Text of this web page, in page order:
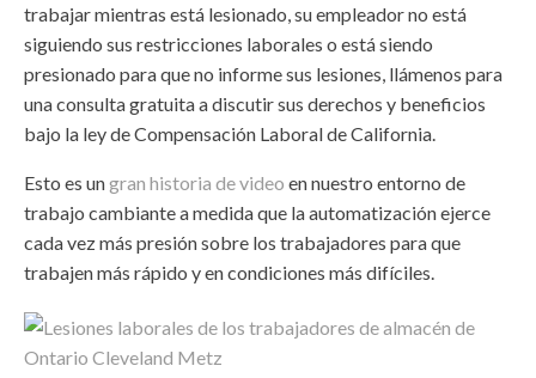
trabajar mientras está lesionado, su empleador no está
siguiendo sus restricciones laborales o está siendo
presionado para que no informe sus lesiones, llámenos para
una consulta gratuita a discutir sus derechos y beneficios
bajo la ley de Compensación Laboral de California.
Esto es ungran historia de video en nuestro entorno de
trabajo cambiante a medida que la automatización ejerce
cada vez más presión sobre los trabajadores para que
trabajen más rápido y en condiciones más difíciles.